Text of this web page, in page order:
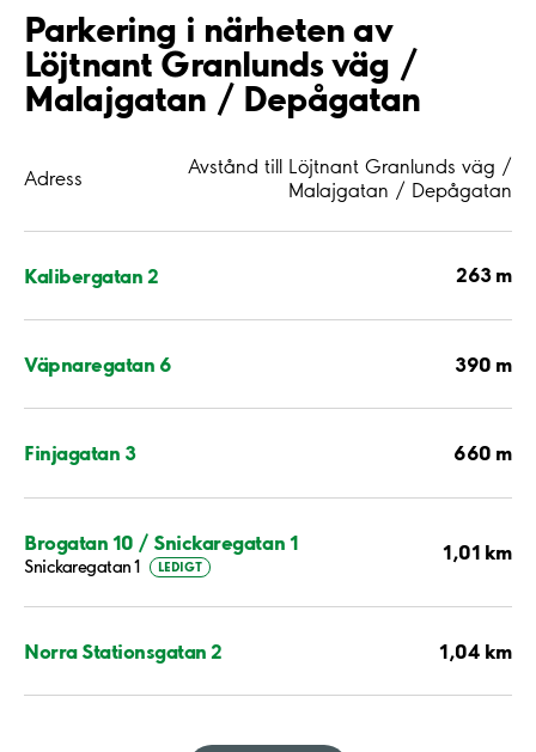
Parkering i närheten av
Löjtnant Granlunds väg /
Malajgatan / Depågatan
Adress
Avstånd till Löjtnant Granlunds väg /
Malajgatan / Depågatan
Kalibergatan 2 263 m
Väpnaregatan 6 390 m
Finjagatan 3 660 m
Brogatan 10 / Snickaregatan 1
Snickaregatan 1 LEDIGT
1,01 km
Norra Stationsgatan 2 1,04 km